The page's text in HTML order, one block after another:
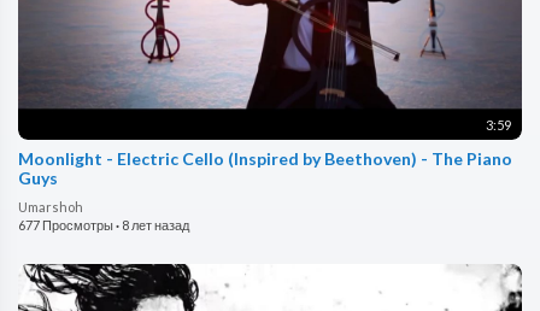
3:59
Moonlight - Electric Cello (Inspired by Beethoven) - The Piano
Guys
Umarshoh
677 Просмотры· 8 лет назад